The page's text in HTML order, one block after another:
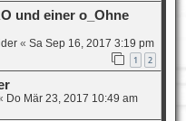
und einer o_Ohne
« Sa Sep 16, 2017 3:19 pm
1 2
Do Mär 23, 2017 10:49 am